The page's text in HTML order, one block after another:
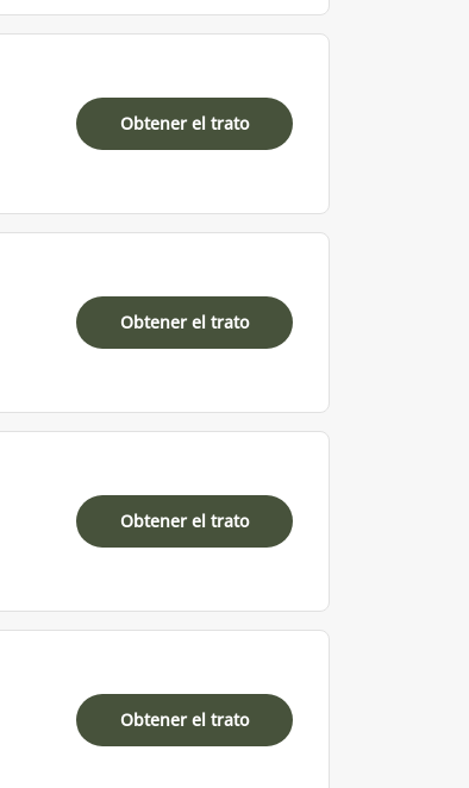
Obtener el trato
Obtener el trato
Obtener el trato
Obtener el trato